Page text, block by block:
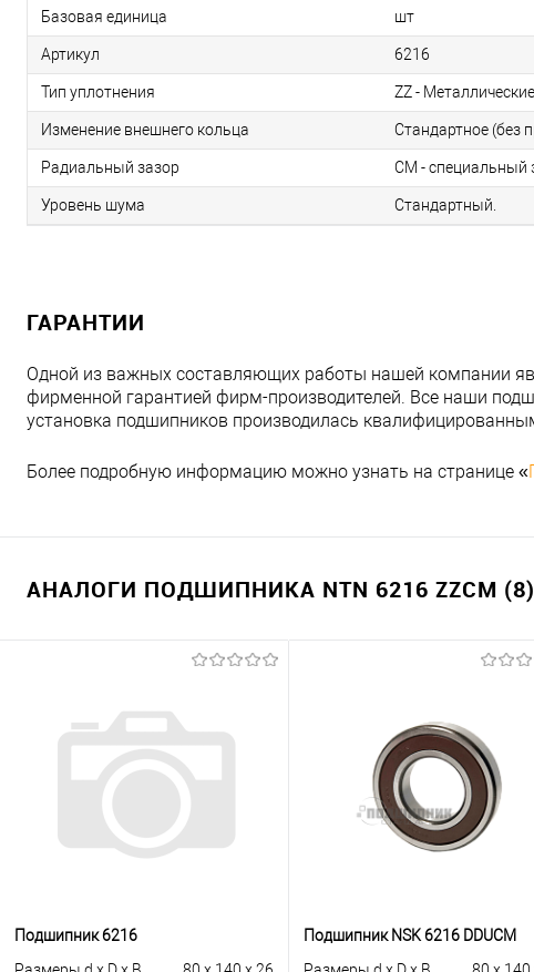
Базовая единица шт
Артикул 6216
Тип уплотнения ZZ -
Изменение внешнего кольца Стандартное (без
Радиальный зазор CM - специальный
Уровень шума Стандартный.
ГАРАНТИИ
Одной из важных составляющих работы нашей компании
фирменной гарантией фирм-производителей. Все наши
установка подшипников производилась
Более подробную информацию можно узнать на странице «
АНАЛОГИ ПОДШИПНИКА NTN 6216 ZZCM (8)
Подшипник 6216
Подшипник NSK 6216 DDUCM